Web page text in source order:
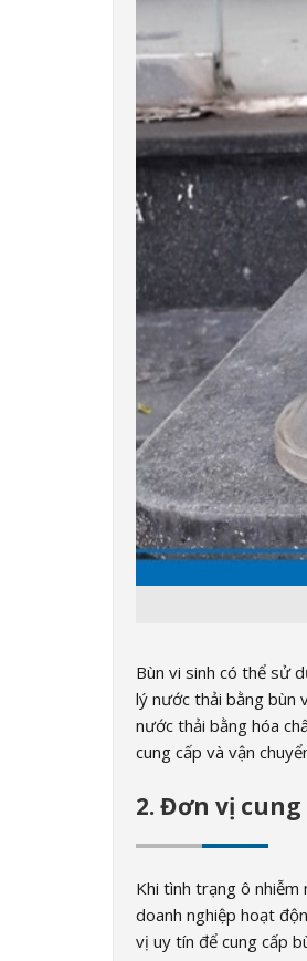
Bùn vi sinh có thể sử
lý nước thải bằng bùn
nước thải bằng hóa
cung cấp và vận
2. Đơn vị
Khi tình trạng ô
doanh nghiệp hoạt
vị uy tín để cung cấp